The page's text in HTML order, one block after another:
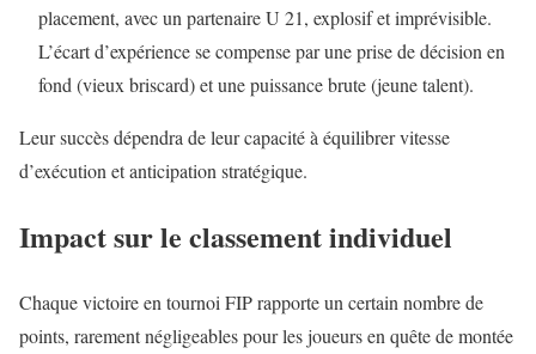
placement, avec un partenaire U 21, explosif et imprévisible.
L’écart d’expérience se compense par une prise de décision en
fond (vieux briscard) et une puissance brute (jeune talent).
Leur succès dépendra de leur capacité à équilibrer vitesse
d’exécution et anticipation stratégique.
Impact sur le classement individuel
Chaque victoire en tournoi FIP rapporte un certain nombre de
points, rarement négligeables pour les joueurs en quête de montée